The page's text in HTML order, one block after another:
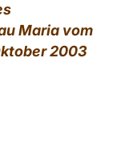
LATINE
Maria vom
2003